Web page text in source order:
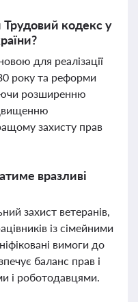
Трудовий кодекс у
для реалізації
року та реформи
розширенню
захисту прав
вразливі
захист ветеранів,
із сімейними
вимоги до
баланс прав і
і роботодавцями.